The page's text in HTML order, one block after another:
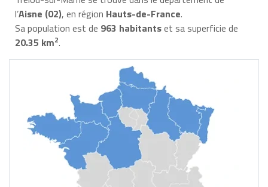
l’Aisne (02), en région Hauts-de-France.
Sa population est de 963 habitantset sa superficie de
20.35 km2.